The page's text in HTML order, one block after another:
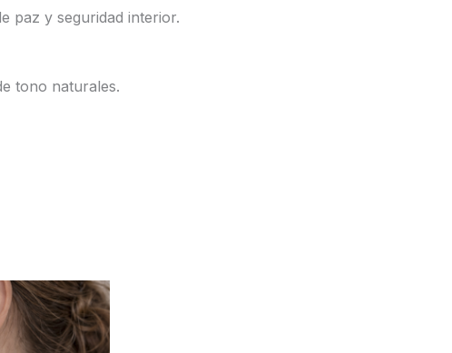
paz y seguridad interior.
tono naturales.